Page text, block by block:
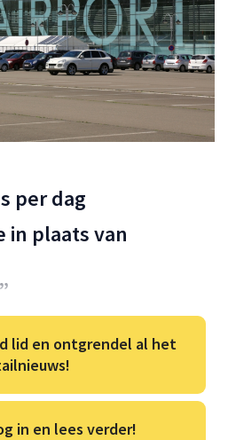
per dag
in plaats van
lid en ontgrendel al het
in en lees verder!